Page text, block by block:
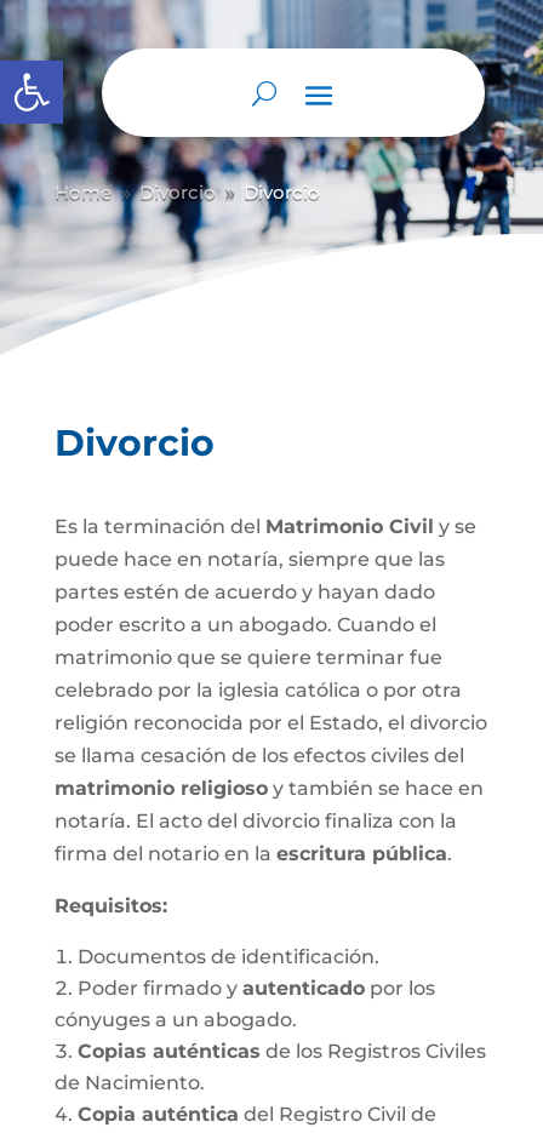
Abrir barra de herramientas
Home 9 Divorcio 9 Divorcio
Divorcio
Es la terminación del Matrimonio Civil y se
puede hace en notaría, siempre que las
partes estén de acuerdo y hayan dado
poder escrito a un abogado. Cuando el
matrimonio que se quiere terminar fue
celebrado por la iglesia católica o por otra
religión reconocida por el Estado, el divorcio
se llama cesación de los efectos civiles del
matrimonio religiosoy también se hace en
notaría. El acto del divorcio finaliza con la
firma del notario en la escritura pública.
Requisitos:
Documentos de identificación.
Poder firmado y autenticadopor los
cónyuges a un abogado.
Copias auténticas de los Registros Civiles
de Nacimiento.
Copia auténtica del Registro Civil de